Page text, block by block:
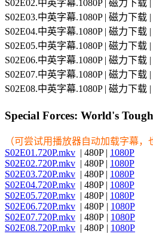
S02E02.中英字幕.1080P | 磁力下载 |
S02E03.中英字幕.1080P | 磁力下载 |
S02E04.中英字幕.1080P | 磁力下载 |
S02E05.中英字幕.1080P | 磁力下载
S02E06.中英字幕.1080P | 磁力下载
S02E07.中英字幕.1080P | 磁力下载
S02E08.中英字幕.1080P | 磁力下载
Special Forces: World's
（可尝试用播放器自动加载字幕，
S02E01.720P.mkv | 480P | 1080P
S02E02.720P.mkv | 480P | 1080P
S02E03.720P.mkv | 480P | 1080P
S02E04.720P.mkv | 480P | 1080P
S02E05.720P.mkv | 480P | 1080P
S02E06.720P.mkv | 480P | 1080P
S02E07.720P.mkv | 480P | 1080P
S02E08.720P.mkv | 480P | 1080P